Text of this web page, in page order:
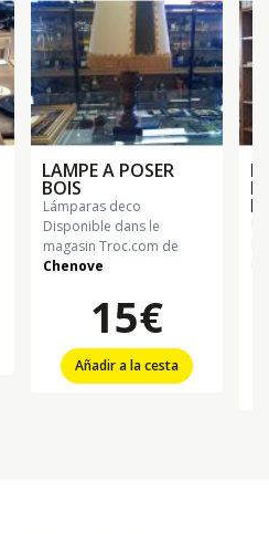
LAMPE A POSER
BOIS
lámparas deco
Disponible dans le
magasin Troc.com de
Chenove
15€
Añadir a la cesta